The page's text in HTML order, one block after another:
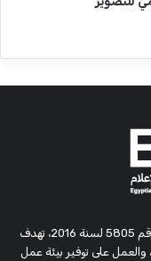
مؤسسة بحثية وحقوقية مستقلة، مسجلة تحت رقم 5805 لسنة 2016، تهدف
والعمل على توفير بيئة عمل